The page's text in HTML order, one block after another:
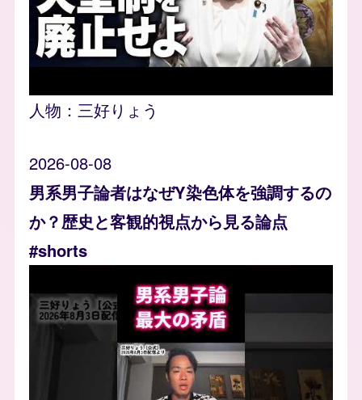
人物： 三好りょう
2026-08-08
男系男子論者はなぜY染色体を強調するの
か？歴史と客観的視点から見る論点
#shorts